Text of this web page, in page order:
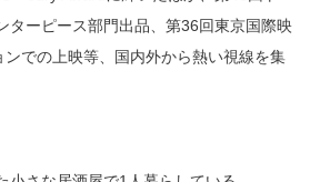
ターピース部門出品、第36回東京国際映
での上映等、国内外から熱い視線を集